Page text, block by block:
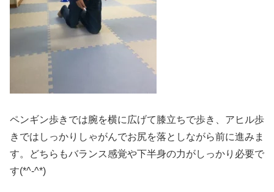
ペンギン歩きでは腕を横に広げて膝立ちで歩き、アヒル歩
きではしっかりしゃがんでお尻を落としながら前に進みま
す。どちらもバランス感覚や下半身の力がしっかり必要で
す(*^-^*)